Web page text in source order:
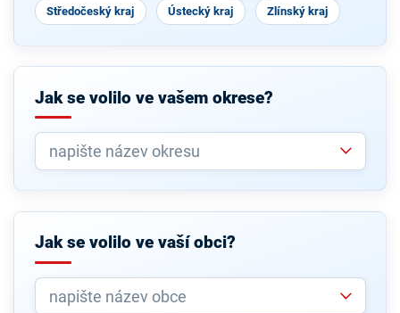
Středočeský kraj Ústecký kraj Zlínský kraj
Jak se volilo ve vašem okrese?
Jak se volilo ve vaší obci?